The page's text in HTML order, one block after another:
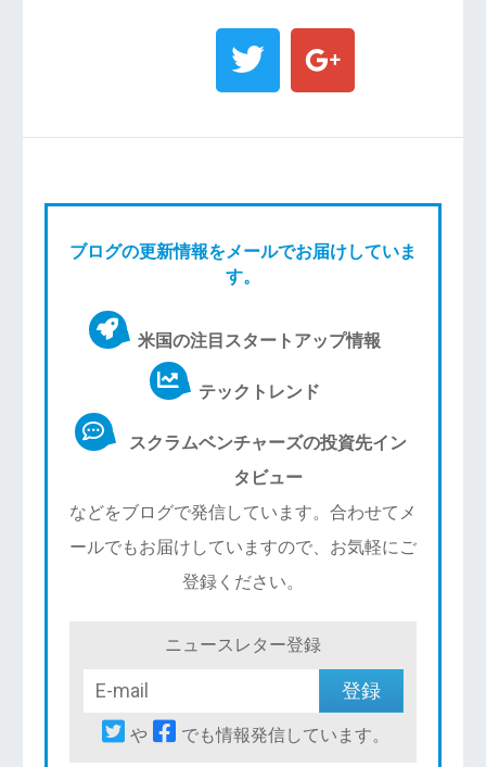
ブログの更新情報をメールでお届けしていま
す。
米国の注目スタートアップ情報
テックトレンド
スクラムベンチャーズの投資先イン
タビュー
などをブログで発信しています。合わせてメ
ールでもお届けしていますので、お気軽にご
登録ください。
ニュースレター登録
や でも情報発信しています。